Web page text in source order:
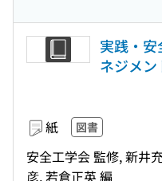
実践・安
ネジメ
紙 図書
安全工学会 監修, 新井
彦, 若倉正英 編